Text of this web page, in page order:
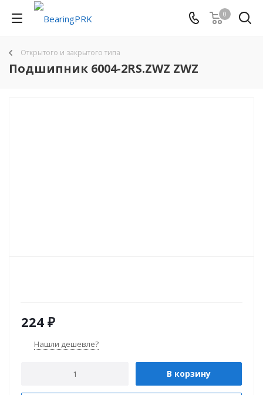
0
Открытого и закрытого типа
Подшипник 6004-2RS.ZWZ ZWZ
224 ₽
Нашли дешевле?
В корзину